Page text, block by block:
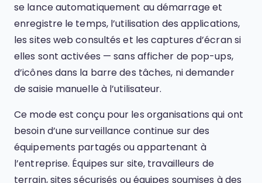
se lance automatiquement au démarrage et
enregistre le temps, l’utilisation des applications,
les sites web consultés et les captures d’écran si
elles sont activées — sans afficher de pop-ups,
d’icônes dans la barre des tâches, ni demander
de saisie manuelle à l’utilisateur.
Ce mode est conçu pour les organisations qui ont
besoin d’une surveillance continue sur des
équipements partagés ou appartenant à
l’entreprise. Équipes sur site, travailleurs de
terrain, sites sécurisés ou équipes soumises à des